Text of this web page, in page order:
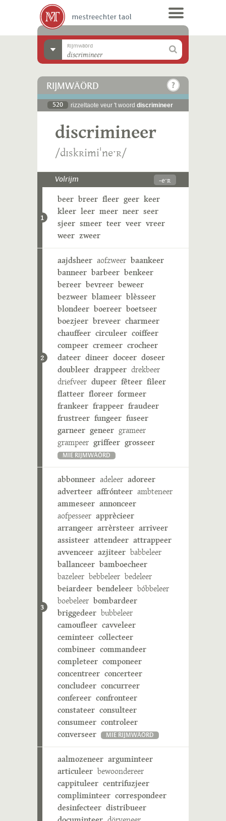
Rijmwäörd
RIJMWÄÖRD
520 rizzeltaote veur 't woord discrimineer
discrimineer
/dɪskʀimiˈneˑʀ/
Volrijm -eˑʀ
1
beer breer fleer geer keer
kleer leer meer neer seer
sjeer smeer teer veer vreer
weer zweer
2
aajdsheer aofzweer baankeer
banneer barbeer benkeer
bereer bevreer beweer
bezweer blameer blèsseer
blondeer boereer boetseer
boezjeer breveer charmeer
chauffeer circuleer coiffeer
compeer cremeer crocheer
dateer dineer doceer doseer
doubleer drappeer drekbeer
driefveer dupeer fêteer fileer
flatteer floreer formeer
frankeer frappeer fraudeer
frustreer fungeer fuseer
garneer geneer grameer
grampeer griffeer grosseer
MIE RIJMWÄÖRD
3
abbonneer adeleer adoreer
adverteer affrónteer ambteneer
ammeseer annonceer
aofpesseer apprècieer
arrangeer arrèrsteer arriveer
assisteer attendeer attrappeer
avvenceer azjiteer babbeleer
ballanceer bamboecheer
bazeleer bebbeleer bedeleer
beiardeer bendeleer bóbbeleer
boebeleer bombardeer
briggedeer bubbeleer
camoufleer cavveleer
ceminteer collecteer
combineer commandeer
completeer componeer
concentreer concerteer
concludeer concurreer
confereer confronteer
constateer consulteer
consumeer controleer
converseer
MIE RIJMWÄÖRD
aalmozeneer arguminteer
articuleer bewoondereer
cappituleer centrifuzjeer
compliminteer correspondeer
desinfecteer distribueer